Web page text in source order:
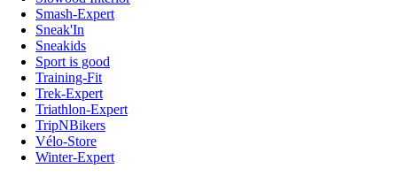
Smash-Expert
Sneak'In
Sneakids
Sport is good
Training-Fit
Trek-Expert
Triathlon-Expert
TripNBikers
Vélo-Store
Winter-Expert